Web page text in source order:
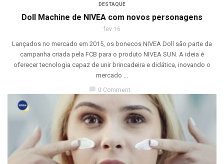
DESTAQUE
Doll Machine de NIVEA com novos personagens
fev 16
Lançados no mercado em 2015, os bonecos NIVEA Doll são parte da
campanha criada pela FCB para o produto NIVEA SUN. A ideia é
oferecer tecnologia capaz de unir brincadeira e didática, inovando o
mercado ...
chat_bubble 0 Comment